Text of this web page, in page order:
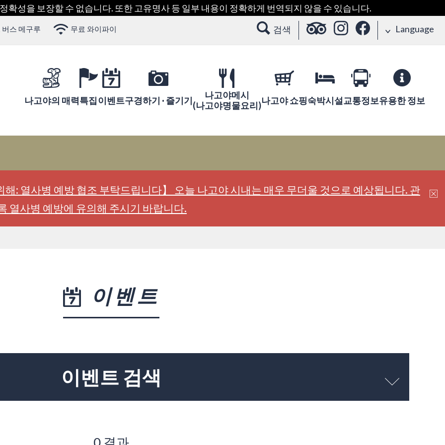
확성을 보장할 수 없습니다. 또한 고유명사 등 일부 내용이 정확하게 번역되지 않을 수 있습니다.
버스 메구루 무료 와이파이 검색 Language
나고야의 매력특집이벤트구경하기 · 즐기기
나고야메시
(나고야명물요리)나고야 쇼핑숙박시설교통정보유용한 정보
해: 열사병 예방 협조 부탁드립니다】 오늘 나고야 시내는 매우 무더울 것으로 예상됩니다. 관
열사병 예방에 유의해 주시기 바랍니다.
이벤트
이벤트 검색
0 결과